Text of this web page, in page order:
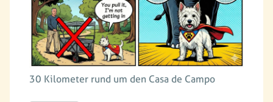
30 Kilometer rund um den Casa de Campo